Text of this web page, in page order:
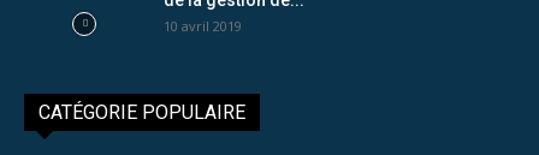
10 avril 2019
CATÉGORIE POPULAIRE